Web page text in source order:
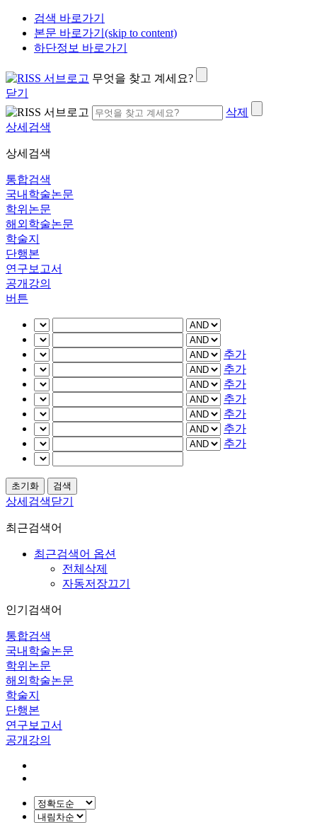
검색 바로가기
본문 바로가기(skip to content)
하단정보 바로가기
무엇을 찾고 계세요?
닫기
삭제
상세검색
상세검색
통합검색
국내학술논문
학위논문
해외학술논문
학술지
단행본
연구보고서
공개강의
버튼
추가
추가
추가
추가
추가
추가
추가
상세검색닫기
최근검색어
최근검색어 옵션
전체삭제
자동저장끄기
인기검색어
통합검색
국내학술논문
학위논문
해외학술논문
학술지
단행본
연구보고서
공개강의